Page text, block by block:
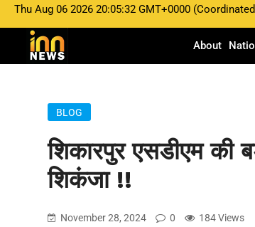
Thu Aug 06 2026 20:05:32 GMT+0000
About
BLOG
शिकारपुर एसडीएम की
शिकंजा !!
November 28, 2024 0 184 Views